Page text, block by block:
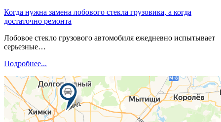
Когда нужна замена лобового стекла грузовика, а когда
достаточно ремонта
Лобовое стекло грузового автомобиля ежедневно испытывает
серьезные…
Подробнее...